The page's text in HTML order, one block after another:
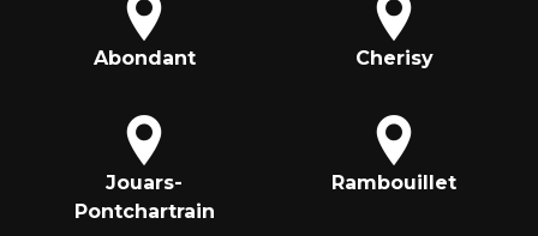
Abondant Cherisy
Jouars-
Pontchartrain
Rambouillet